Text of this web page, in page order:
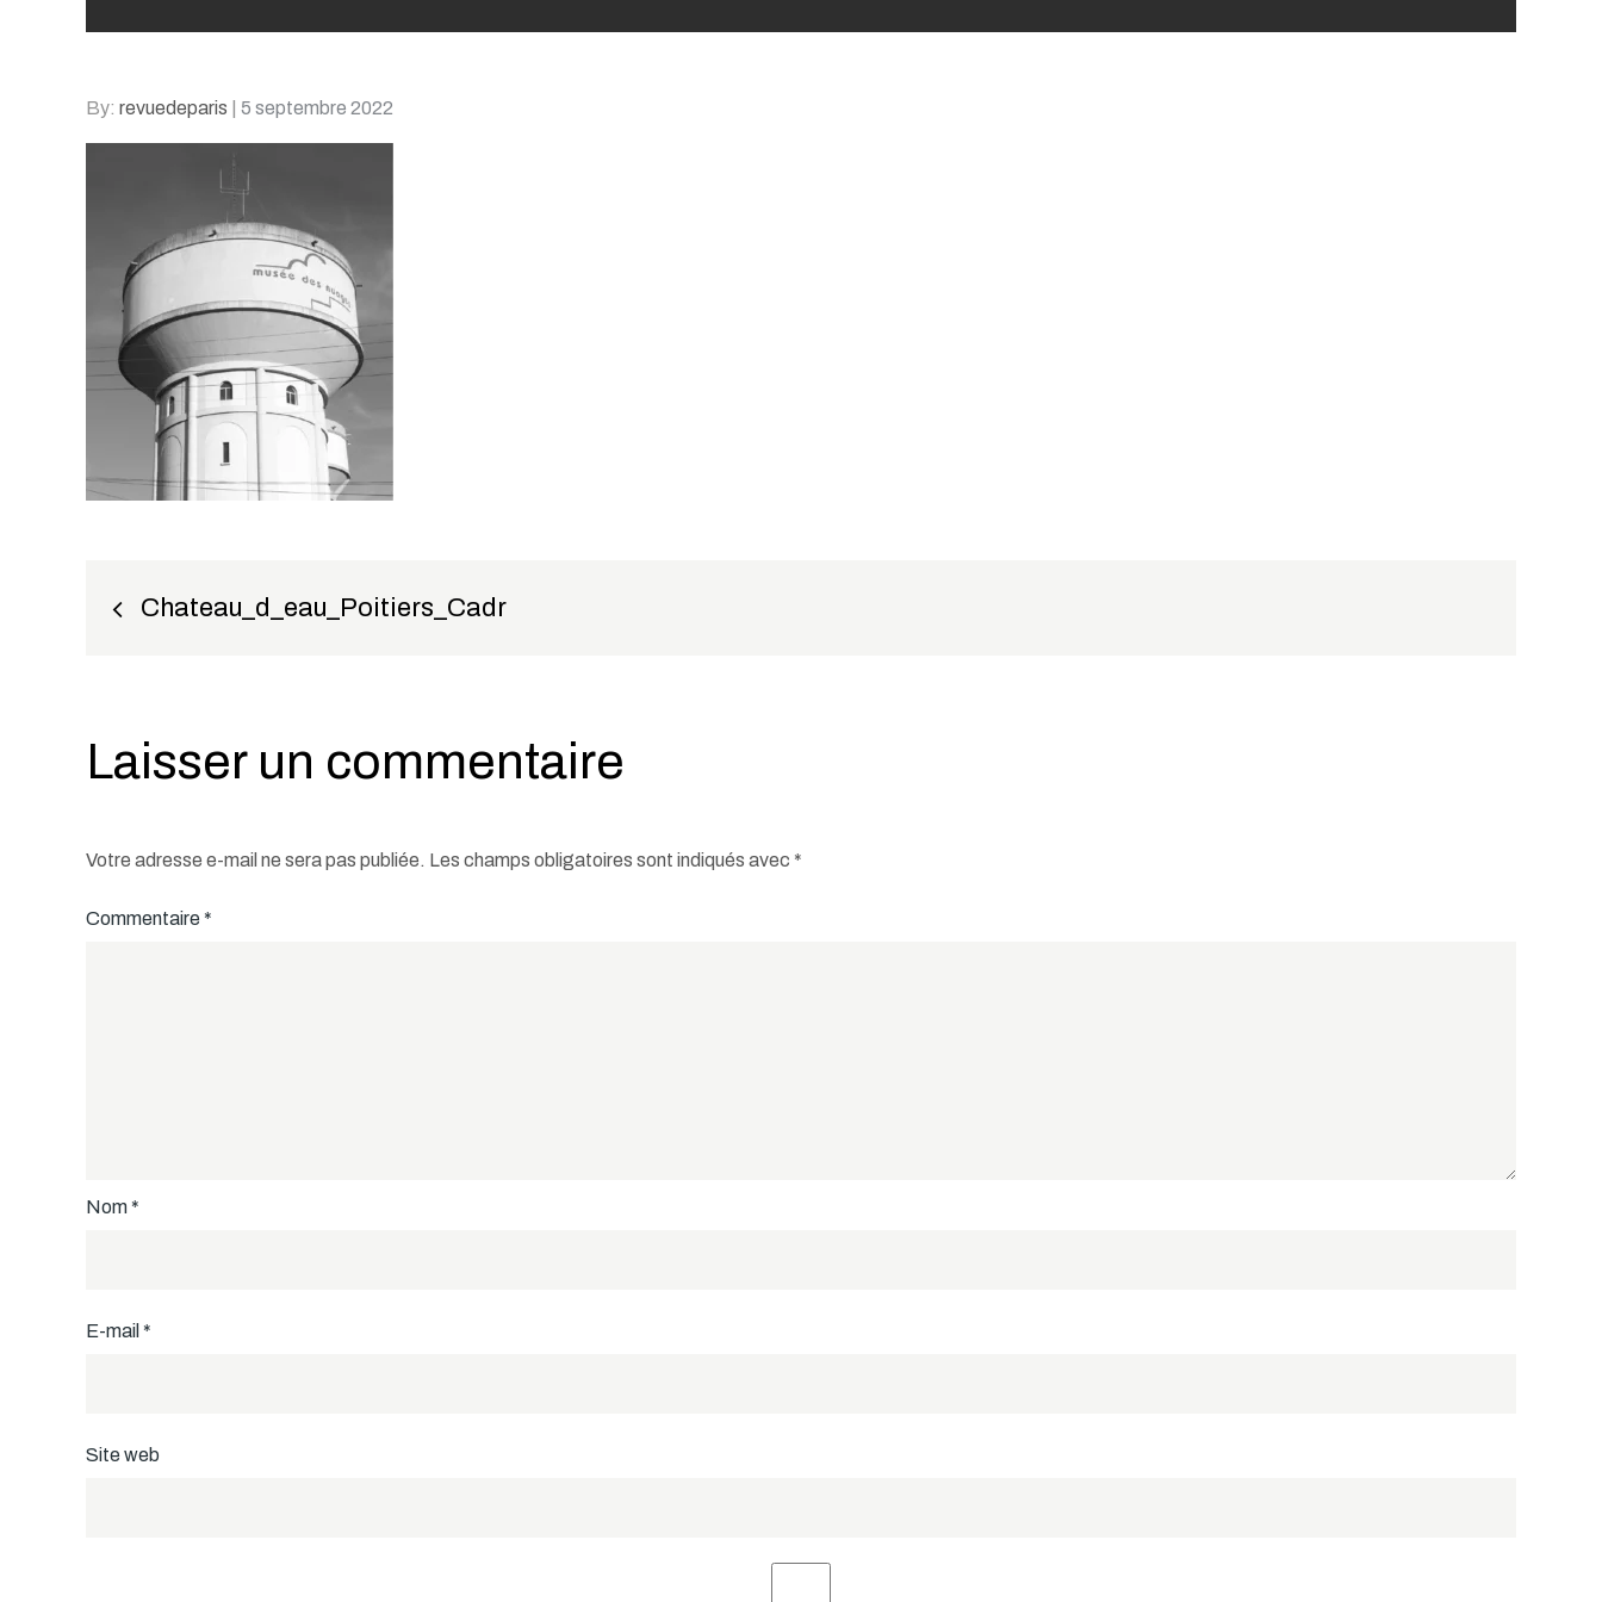
By: revuedeparis
Posted
on
5 septembre 2022
Navigation
l’article
Chateau_d_eau_Poitiers_Cadr
Laisser un commentaire
Votre adresse e-mail ne sera pas publiée. Les champs obligatoires sont indiqués avec *
Commentaire *
Nom *
E-mail *
Site web